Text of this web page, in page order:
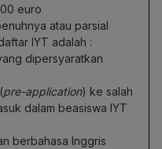
euro
atau parsial
IYT adalah :
dipersyaratkan
pre-application) ke salah
dalam beasiswa IYT
berbahasa Inggris